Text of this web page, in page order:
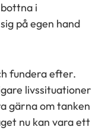
i
på egen hand
fundera efter.
livssituationer
gärna om tanken
nu kan vara ett